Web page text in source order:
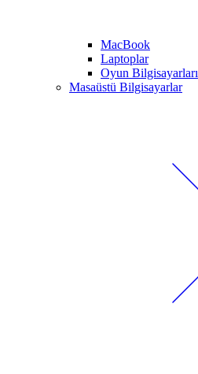
MacBook
Laptoplar
Oyun Bilgisayarları
Masaüstü Bilgisayarlar